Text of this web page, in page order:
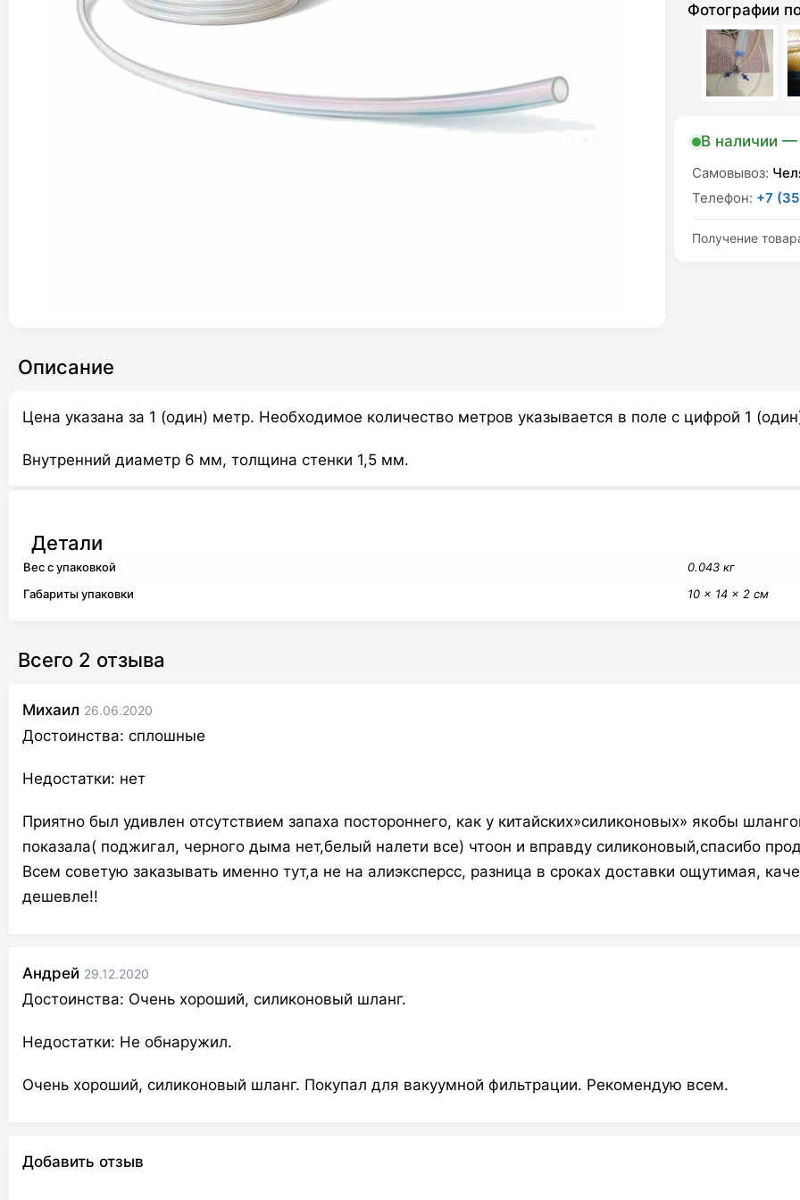
Фотографии
В наличии —
Самовывоз:
Телефон: +7
Получение
Описание
Цена указана за 1 (один) метр. Необходимое количество метров указывается в поле с цифрой 1
Внутренний диаметр 6 мм, толщина стенки 1,5 мм.
Детали
Вес с упаковкой
0.043 кг
Габариты упаковки
10 × 14 × 2 см
Всего 2 отзыва
Михаил 26.06.2020
Достоинства: сплошные
Недостатки: нет
Приятно был удивлен отсутствием запаха постороннего, как у китайских»силиконовых» якобы
показала( поджигал, черного дыма нет,белый налети все) чтоон и вправду силиконовый,спасибо
Всем советую заказывать именно тут,а не на алиэксперсс, разница в сроках доставки ощутимая,
дешевле!!
Андрей 29.12.2020
Достоинства: Очень хороший, силиконовый шланг.
Недостатки: Не обнаружил.
Очень хороший, силиконовый шланг. Покупал для вакуумной фильтрации. Рекомендую всем.
Добавить отзыв